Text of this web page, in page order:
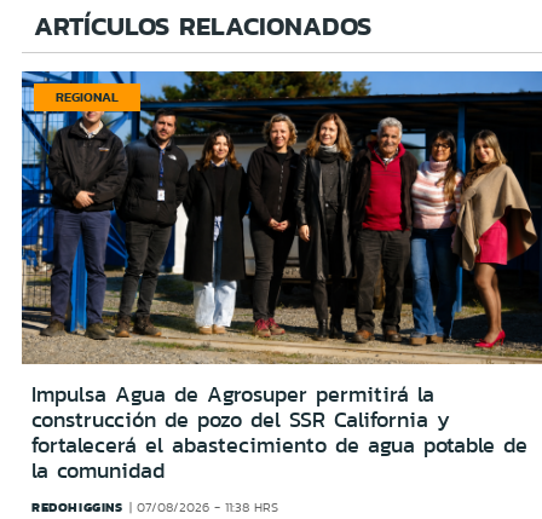
ARTÍCULOS RELACIONADOS
REGIONAL
Impulsa Agua de Agrosuper permitirá la
construcción de pozo del SSR California y
fortalecerá el abastecimiento de agua potable de
la comunidad
REDOHIGGINS 07/08/2026 - 11:38 HRS